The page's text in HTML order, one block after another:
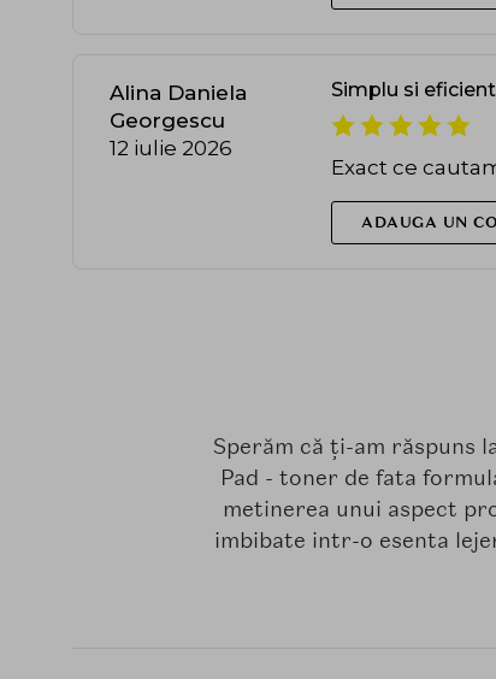
Alina Daniela
Georgescu
12 iulie 2026
Simplu si eficient
Exact ce
ADAUGA UN
Sperăm că ți-am răspuns
Pad - toner de fata
metinerea unui aspect
imbibate intr-o esenta